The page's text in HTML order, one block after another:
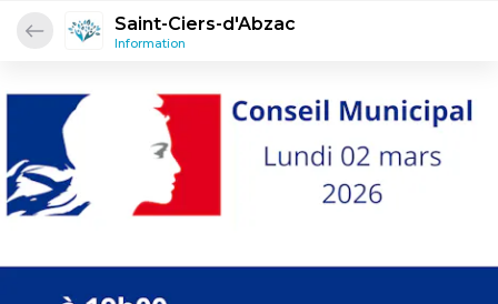
Saint-Ciers-d'Abzac
Information